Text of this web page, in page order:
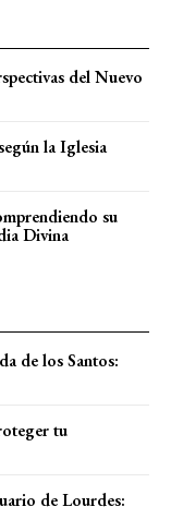
del Nuevo
la Iglesia
su
Divina
de los Santos:
tu
de Lourdes: